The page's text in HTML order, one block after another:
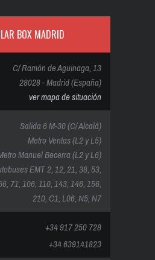
BOX MADRID
C/ Ramón de Aguinaga, 13
28028 - Madrid (España)
ver mapa de situación
Salida 6 M-30 (C/ Alcalá)
Metro Ventas (L2 y L5)
Manuel Becerra (L2 y L6)
EMT 2, 12, 21, 38, 53,
71, 106, 110, 143, 146, 156,
210, C1, L06, N5, N7
+34 917 250 728
+34 639141823